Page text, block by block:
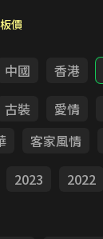
價
中國 香港
古裝 愛情
客家風情
2023 2022